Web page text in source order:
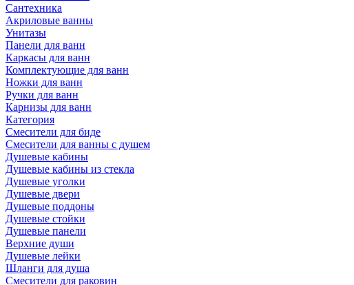
Сантехника
Акриловые ванны
Унитазы
Панели для ванн
Каркасы для ванн
Комплектующие для ванн
Ножки для ванн
Ручки для ванн
Карнизы для ванн
Категория
Смесители для биде
Смесители для ванны с душем
Душевые кабины
Душевые кабины из стекла
Душевые уголки
Душевые двери
Душевые поддоны
Душевые стойки
Душевые панели
Верхние души
Душевые лейки
Шланги для душа
Смесители для раковин